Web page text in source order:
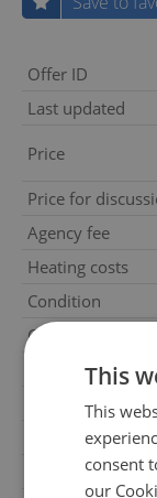
Offer ID
Last updated
Price
Price for
Agency fee
Heating costs
Condition
Construction type
Ownership
Number of floors
Usable area
This
This
consent
our